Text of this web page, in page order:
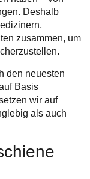
Deshalb
zusammen, um
den neuesten
Basis
wir auf
als auch